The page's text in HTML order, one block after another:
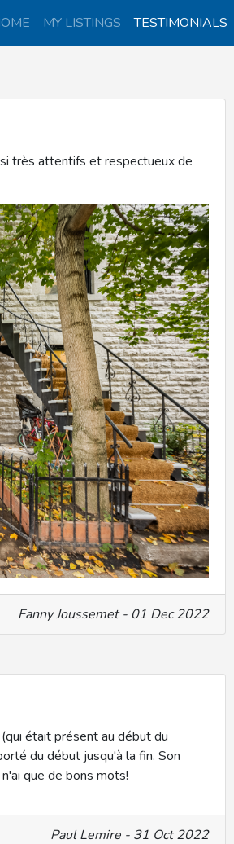
MY LISTINGS TESTIMONIALS
très attentifs et respectueux de
Fanny Joussemet - 01 Dec 2022
était présent au début du
du début jusqu'à la fin. Son
que de bons mots!
Paul Lemire - 31 Oct 2022